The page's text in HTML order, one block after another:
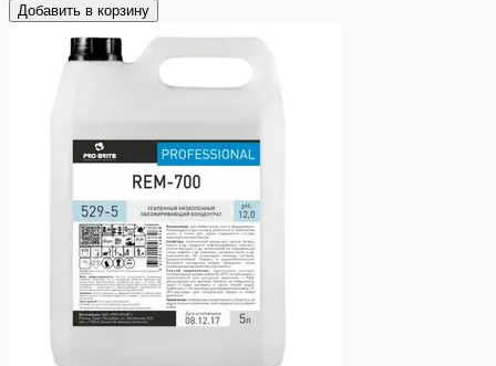
Добавить в корзину